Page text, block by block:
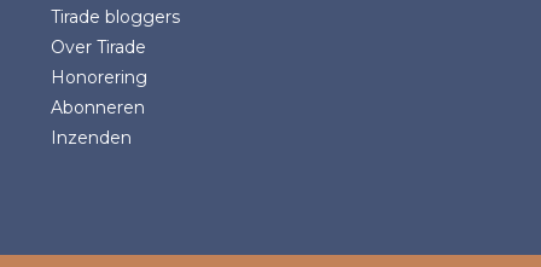
Tirade bloggers
Over Tirade
Honorering
Abonneren
Inzenden